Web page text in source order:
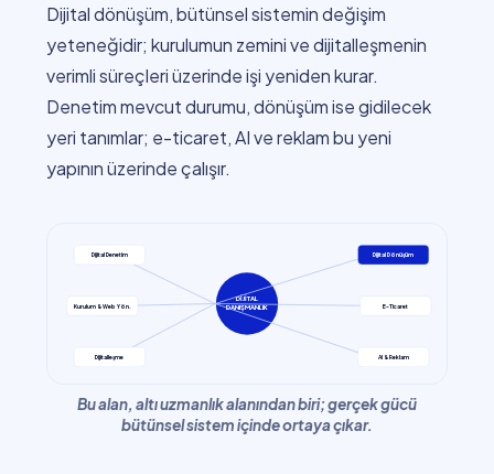
Dijital dönüşüm, bütünsel sistemin değişim
yeteneğidir; kurulumun zemini ve dijitalleşmenin
verimli süreçleri üzerinde işi yeniden kurar.
Denetim mevcut durumu, dönüşüm ise gidilecek
yeri tanımlar; e-ticaret, AI ve reklam bu yeni
yapının üzerinde çalışır.
DİJİTAL
DANIŞMANLIK
Dijital Denetim
Kurulum & Web Yön.
Dijitalleşme
Dijital Dönüşüm
E-Ticaret
AI & Reklam
Bu alan, altı uzmanlık alanından biri; gerçek gücü
bütünsel sistem içinde ortaya çıkar.